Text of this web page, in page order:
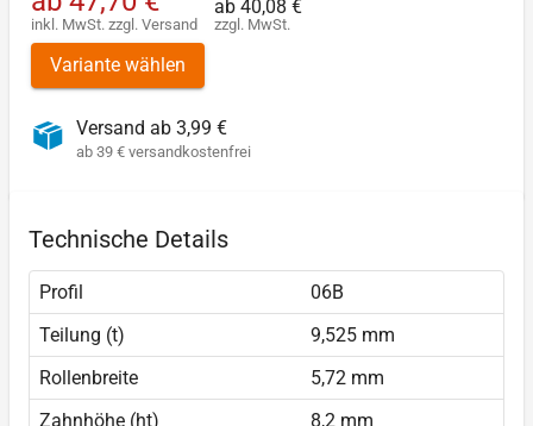
inkl. MwSt. zzgl. Versand
ab 40,08 €
zzgl. MwSt.
Variante wählen
Versand ab 3,99 €
ab 39 € versandkostenfrei
Technische Details
Profil
06B
Teilung (t)
9,525 mm
Rollenbreite
5,72 mm
Zahnhöhe (ht)
8,2 mm